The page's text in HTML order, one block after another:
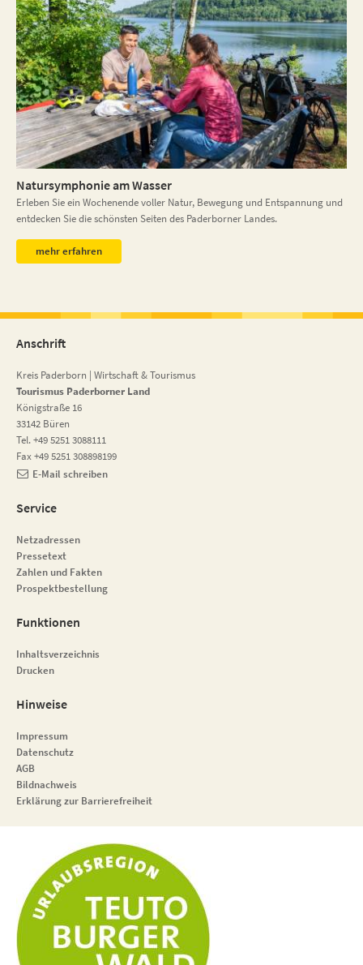
Natursymphonie am Wasser
Erleben Sie ein Wochenende voller Natur, Bewegung und Entspannung und
entdecken Sie die schönsten Seiten des Paderborner Landes.
mehr erfahren
Anschrift
Kreis Paderborn | Wirtschaft & Tourismus
Tourismus Paderborner Land
Königstraße 16
33142 Büren
Tel. +49 5251 3088111
Fax +49 5251 308898199
E-Mail schreiben
Service
Netzadressen
Pressetext
Zahlen und Fakten
Prospektbestellung
Funktionen
Inhaltsverzeichnis
Drucken
Hinweise
Impressum
Datenschutz
AGB
Bildnachweis
Erklärung zur Barrierefreiheit